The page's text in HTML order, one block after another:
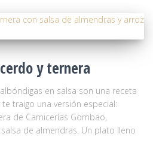
y ternera
en salsa son una receta
traigo una versión especial:
de Carnicerías Gombao,
de almendras. Un plato lleno